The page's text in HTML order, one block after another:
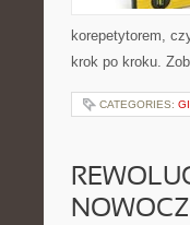
korepetytorem,
krok po kroku.
CATEGORIES: